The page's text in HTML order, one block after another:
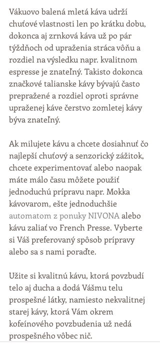
Vákuovo balená mletá káva udrží
chuťové vlastnosti len po krátku dobu,
dokonca aj zrnková káva už po pár
týždňoch od upraženia stráca vôňu a
rozdiel na výsledku napr. kvalitnom
espresse je znateľný. Takisto dokonca
značkové talianske kávy bývajú často
prepražené a rozdiel oproti správne
upraženej káve čerstvo zomletej kávy
býva znateľný.
Ak milujete kávu a chcete dosiahnuť čo
najlepší chuťový a senzorický zážitok,
chcete experimentovať alebo naopak
máte málo času môžete použiť
jednoduchú prípravu napr. Mokka
kávovarom, ešte jednoduchšie
automatom z ponuky NIVONA alebo
kávu zaliať vo French Presse. Vyberte
si Váš preferovaný spôsob prípravy
alebo sa s nami poraďte.
Užite si kvalitnú kávu, ktorá povzbudí
telo aj ducha a dodá Vášmu telu
prospešné látky, namiesto nekvalitnej
starej kávy, ktorá Vám okrem
kofeínového povzbudenia už nedá
prospešného vôbec nič.